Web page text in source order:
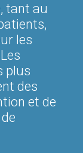
tant au
les
plus
des
et de